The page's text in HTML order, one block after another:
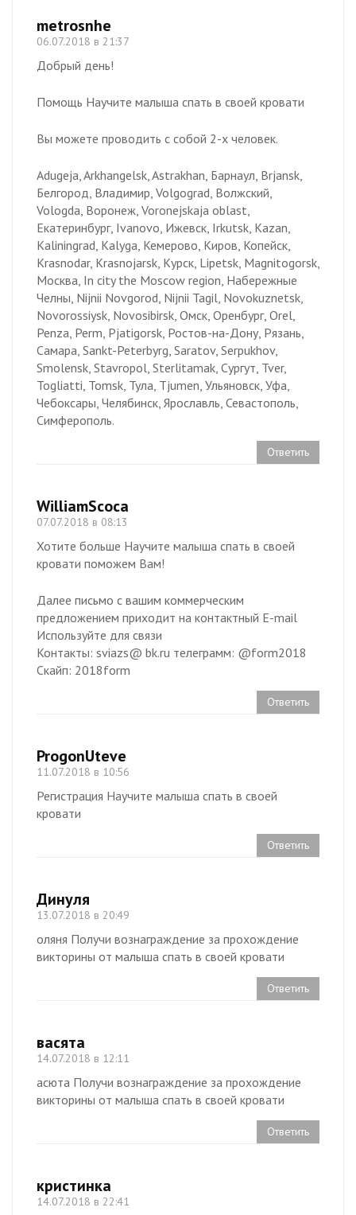
metrosnhe
06.07.2018 в 21:37
Добрый день!
Помощь Научите малыша спать в своей кровати
Вы можете проводить с собой 2-х человек.
Adugeja, Arkhangelsk, Astrakhan, Барнаул, Brjansk,
Белгород, Владимир, Volgograd, Волжский,
Vologda, Воронеж, Voronejskaja oblast,
Екатеринбург, Ivanovo, Ижевск, Irkutsk, Kazan,
Kaliningrad, Kalyga, Кемерово, Киров, Копейск,
Krasnodar, Krasnojarsk, Курск, Lipetsk, Magnitogorsk,
Москва, In city the Moscow region, Набережные
Челны, Nijnii Novgorod, Nijnii Tagil, Novokuznetsk,
Novorossiysk, Novosibirsk, Омск, Оренбург, Orel,
Penza, Perm, Pjatigorsk, Ростов-на-Дону, Рязань,
Самара, Sankt-Peterbyrg, Saratov, Serpukhov,
Smolensk, Stavropol, Sterlitamak, Сургут, Tver,
Togliatti, Tomsk, Тула, Tjumen, Ульяновск, Уфа,
Чебоксары, Челябинск, Ярославль, Севастополь,
Симферополь.
Ответить
WilliamScoca
07.07.2018 в 08:13
Хотите больше Научите малыша спать в своей
кровати поможем Вам!
Далее письмо с вашим коммерческим
предложением приходит на контактный E-mail
Используйте для связи
Контакты: sviazs@ bk.ru телеграмм: @form2018
Скайп: 2018form
Ответить
ProgonUteve
11.07.2018 в 10:56
Регистрация Научите малыша спать в своей
кровати
Ответить
Динуля
13.07.2018 в 20:49
оляня Получи вознаграждение за прохождение
викторины от малыша спать в своей кровати
Ответить
васята
14.07.2018 в 12:11
асюта Получи вознаграждение за прохождение
викторины от малыша спать в своей кровати
Ответить
кристинка
14.07.2018 в 22:41